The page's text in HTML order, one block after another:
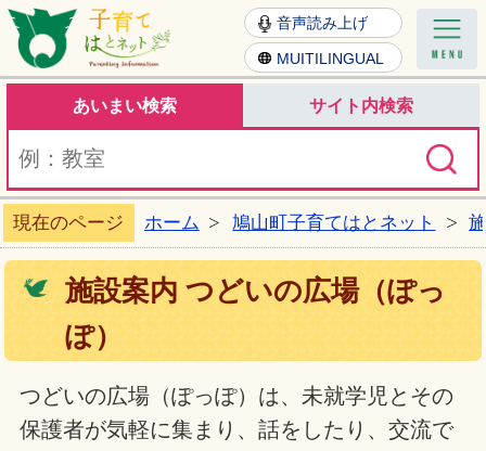
子育てはとねっと
音声読み上げ
MUITILINGUAL
あいまい検索 サイト内検索
現在のページ ホーム 鳩山町子育てはとネット
施設案内 つどいの広場（ぽっ
ぽ）
つどいの広場（ぽっぽ）は、未就学児とその
保護者が気軽に集まり、話をしたり、交流で